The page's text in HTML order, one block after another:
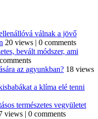
válnak a jövő
20 views | 0 comments
bevált módszer, ami
az agyunkban? 18 views
a klíma elé tenni
természetes vegyületet
views | 0 comments